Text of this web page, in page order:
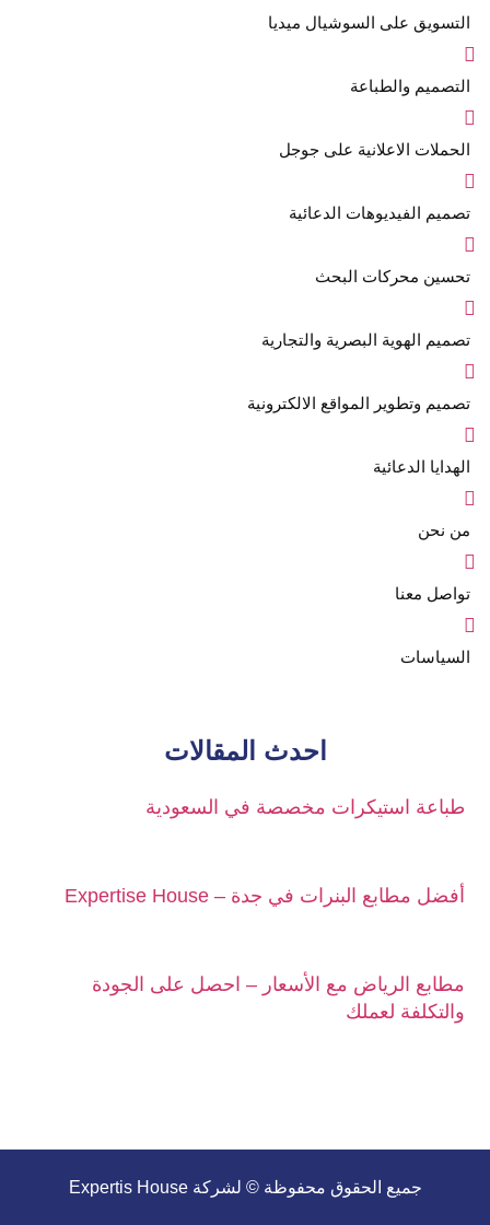
التسويق على السوشيال ميديا
التصميم والطباعة
الحملات الاعلانية على جوجل
تصميم الفيديوهات الدعائية
تحسين محركات البحث
تصميم الهوية البصرية والتجارية
تصميم وتطوير المواقع الالكترونية
الهدايا الدعائية
من نحن
تواصل معنا
السياسات
احدث المقالات
طباعة استيكرات مخصصة في السعودية
أفضل مطابع البنرات في جدة – Expertise House
مطابع الرياض مع الأسعار – احصل على الجودة
والتكلفة لعملك
جميع الحقوق محفوظة © لشركة Expertis House